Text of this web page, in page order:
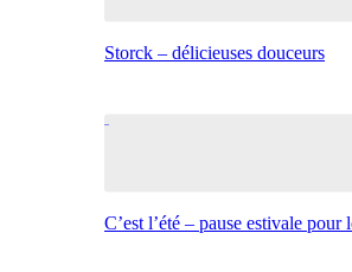
Storck – délicieuses douceurs
C’est l’été – pause estivale pour